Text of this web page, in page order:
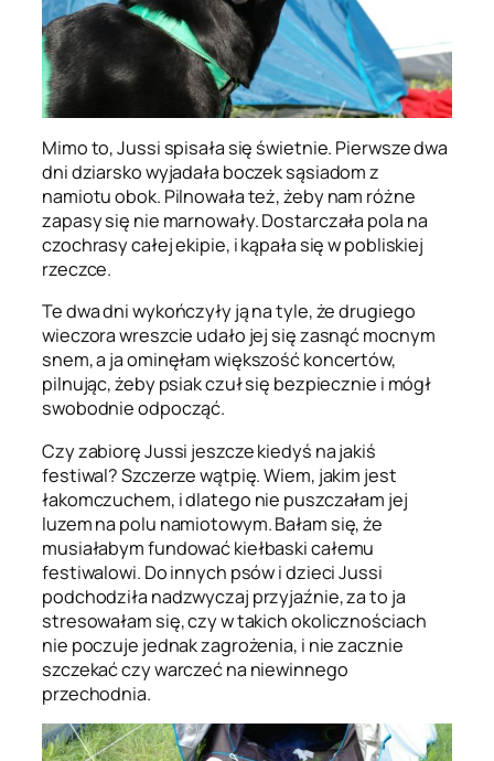
Mimo to, Jussi spisała się świetnie. Pierwsze dwa
dni dziarsko wyjadała boczek sąsiadom z
namiotu obok. Pilnowała też, żeby nam różne
zapasy się nie marnowały. Dostarczała pola na
czochrasy całej ekipie, i kąpała się w pobliskiej
rzeczce.
Te dwa dni wykończyły ją na tyle, że drugiego
wieczora wreszcie udało jej się zasnąć mocnym
snem, a ja ominęłam większość koncertów,
pilnując, żeby psiak czuł się bezpiecznie i mógł
swobodnie odpocząć.
Czy zabiorę Jussi jeszcze kiedyś na jakiś
festiwal? Szczerze wątpię. Wiem, jakim jest
łakomczuchem, i dlatego nie puszczałam jej
luzem na polu namiotowym. Bałam się, że
musiałabym fundować kiełbaski całemu
festiwalowi. Do innych psów i dzieci Jussi
podchodziła nadzwyczaj przyjaźnie, za to ja
stresowałam się, czy w takich okolicznościach
nie poczuje jednak zagrożenia, i nie zacznie
szczekać czy warczeć na niewinnego
przechodnia.